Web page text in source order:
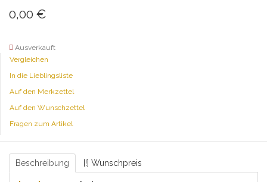
0,00 €
Ausverkauft
Vergleichen
In die Lieblingsliste
Auf den Merkzettel
Auf den Wunschzettel
Fragen zum Artikel
Beschreibung [!] Wunschpreis